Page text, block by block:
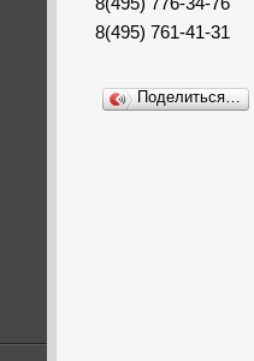
8(495) 776-34-76
8(495) 761-41-31
Поделиться…